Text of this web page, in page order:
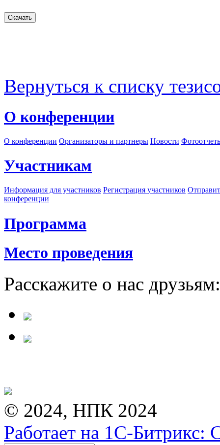
Вернуться к списку
О конференции
О конференции Организаторы и партнеры Новости
Участникам
Информация для участников Регистрация участников
конференции
Программа
Место проведения
Расскажите о нас друзьям:
© 2024, НПК 2024
Работает на 1С-Битрикс: